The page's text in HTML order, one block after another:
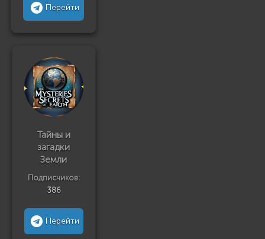
Перейти
Тайны и
загадки
Земли
Подписчиков:
386
Перейти